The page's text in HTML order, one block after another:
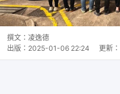
撰文： 凌逸德
出版： 2025-01-06 22:24 更新：